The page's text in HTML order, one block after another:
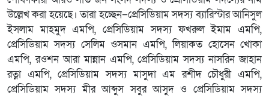
উল্লেখ করা হয়েছে। তারা হচ্ছেন−প্রেসিডিয়াম সদস্য ব্যারিস্টার আনিসুল
ইসলাম মাহমুদ এমপি, প্রেসিডিয়াম সদস্য ফখরুল ইমাম এমপি,
প্রেসিডিয়াম সদস্য সেলিম ওসমান এমপি, লিয়াকত হোসেন খোকা
এমপি, রওশন আরা মান্নান এমপি, প্রেসিডিয়াম সদস্য নাসরিন জাহান
রত্না এমপি, প্রেসিডিয়াম সদস্য মাসুদা এম রশীদ চৌধুরী এমপি,
প্রেসিডিয়াম সদস্য মীর আব্দুস সবুর আসুদ ও প্রেসিডিয়াম সদস্য